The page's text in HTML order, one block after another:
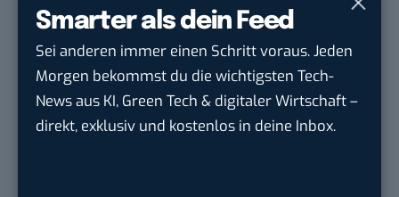
Smarter als dein Feed
Sei anderen immer einen Schritt voraus. Jeden
Morgen bekommst du die wichtigsten Tech-
News aus KI, Green Tech & digitaler Wirtschaft –
direkt, exklusiv und kostenlos in deine Inbox.
Community Manager:in Open Source
(w/m/d)
Zentrum für Digitale Souveränität der Öffe...
inBochum
Art Director – UX Design / Adobe CC /